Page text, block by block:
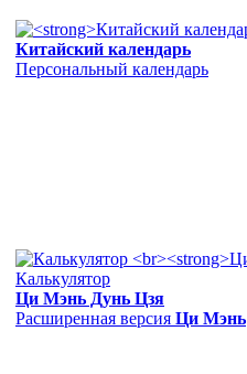
Китайский календарь
Персональный календарь
Калькулятор
Ци Мэнь Дунь Цзя
Расширенная версия Ци Мэнь